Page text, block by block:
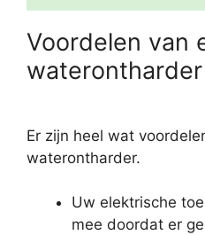
Voordelen van
waterontharder
Er zijn heel wat
waterontharder.
Uw elektrische
mee doordat er